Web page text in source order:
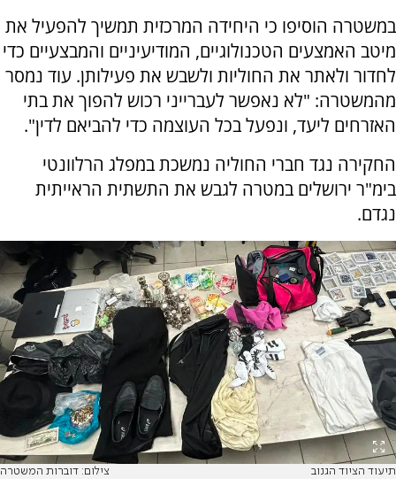
במשטרה הוסיפו כי היחידה המרכזית תמשיך להפעיל את
מיטב האמצעים הטכנולוגיים, המודיעיניים והמבצעיים כדי
לחדור ולאתר את החוליות ולשבש את פעילותן. עוד נמסר
מהמשטרה: "לא נאפשר לעברייני רכוש להפוך את בתי
האזרחים ליעד, ונפעל בכל העוצמה כדי להביאם לדין".
החקירה נגד חברי החוליה נמשכת במפלג הרלוונטי
בימ"ר ירושלים במטרה לגבש את התשתית הראייתית
נגדם.
תיעוד הציוד הגנוב צילום: דוברות המשטרה